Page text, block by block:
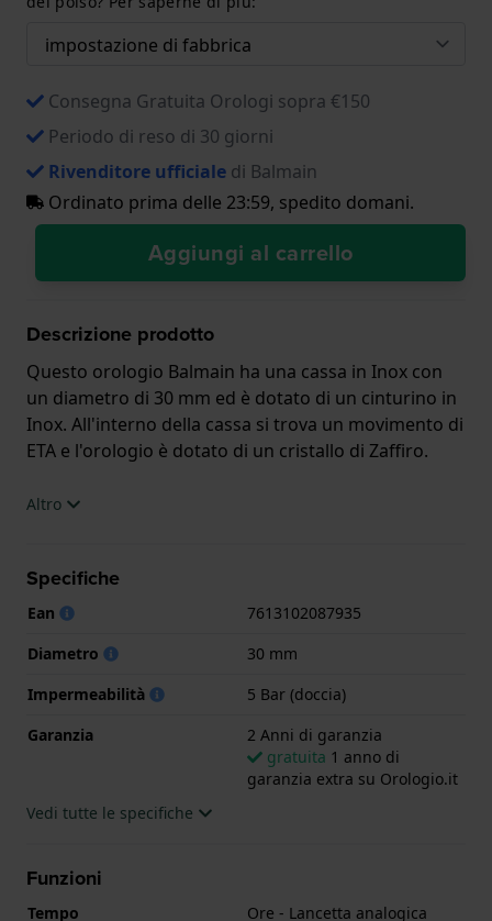
Consegna Gratuita Orologi sopra €150
Periodo di reso di 30 giorni
Rivenditore ufficiale di Balmain
Ordinato prima delle 23:59, spedito domani.
Aggiungi al carrello
Descrizione prodotto
Questo orologio Balmain ha una cassa in Inox con
un diametro di 30 mm ed è dotato di un cinturino in
Inox. All'interno della cassa si trova un movimento di
ETA e l'orologio è dotato di un cristallo di Zaffiro.
L'orologio è impermeabile a 5ATM. Questo significa
.
Altro
Specifiche
Ean
7613102087935
Diametro
30 mm
Impermeabilità
5 Bar (doccia)
Garanzia
2 Anni di garanzia
gratuita 1 anno di
garanzia extra su Orologio.it
Vedi tutte le specifiche
Funzioni
Tempo
Ore - Lancetta analogica